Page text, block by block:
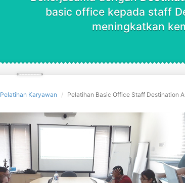
basic office kepada staff
meningkatkan
Pelatihan Karyawan Pelatihan Basic Office Staff Destination